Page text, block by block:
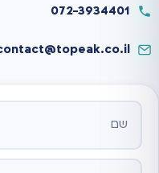
072-3934401
אתר